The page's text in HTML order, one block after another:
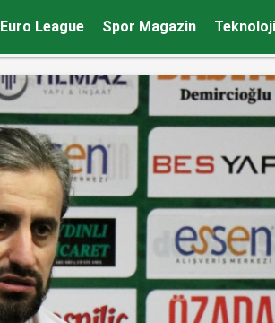
Euro League Spor Magazin Teknoloji